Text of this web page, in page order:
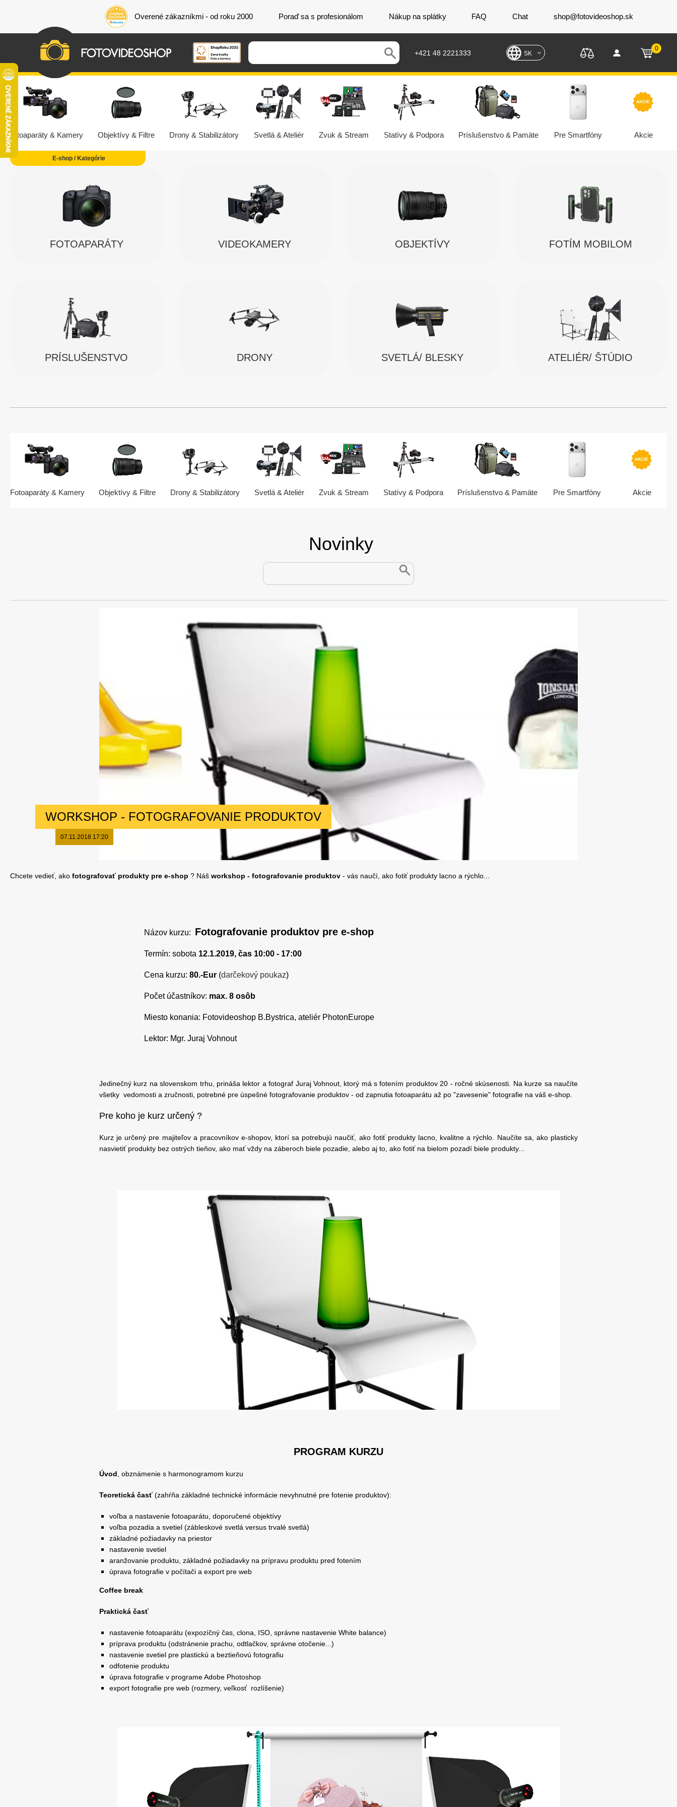
Overené zákazníkmi - od roku 2000 Poraď sa s profesionálom Nákup na splátky FAQ Chat shop@fotovideoshop.sk
+421 48 2221333 SK
0
Fotoaparáty & Kamery Objektívy & Filtre Drony & Stabilizátory Svetlá & Ateliér Zvuk & Stream Statívy & Podpora Príslušenstvo & Pamäte Pre Smartfóny Akcie
FOTOAPARÁTY VIDEOKAMERY OBJEKTÍVY FOTÍM MOBILOM
PRÍSLUŠENSTVO DRONY SVETLÁ/ BLESKY ATELIÉR/ ŠTÚDIO
Fotoaparáty & Kamery Objektívy & Filtre Drony & Stabilizátory Svetlá & Ateliér Zvuk & Stream Statívy & Podpora Príslušenstvo & Pamäte Pre Smartfóny Akcie
Novinky
WORKSHOP - FOTOGRAFOVANIE PRODUKTOV
07.11.2018 17:20
Chcete vedieť, ako fotografovať produkty pre e-shop ? Náš workshop - fotografovanie produktov - vás naučí, ako fotiť produkty lacno a rýchlo...
Názov kurzu: Fotografovanie produktov pre e-shop
Termín: sobota 12.1.2019, čas 10:00 - 17:00
Cena kurzu: 80.-Eur (darčekový poukaz)
Počet účastníkov: max. 8 osôb
Miesto konania: Fotovideoshop B.Bystrica, ateliér PhotonEurope
Lektor: Mgr. Juraj Vohnout
Jedinečný kurz na slovenskom trhu, prináša lektor a fotograf Juraj Vohnout, ktorý má s fotením produktov 20 - ročné skúsenosti. Na kurze sa naučíte
všetky vedomosti a zručnosti, potrebné pre úspešné fotografovanie produktov - od zapnutia fotoaparátu až po "zavesenie" fotografie na váš e-shop.
Pre koho je kurz určený ?
Kurz je určený pre majiteľov a pracovníkov e-shopov, ktorí sa potrebujú naučiť, ako fotiť produkty lacno, kvalitne a rýchlo. Naučíte sa, ako plasticky
nasvietiť produkty bez ostrých tieňov, ako mať vždy na záberoch biele pozadie, alebo aj to, ako fotiť na bielom pozadí biele produkty...
PROGRAM KURZU
Úvod, obznámenie s harmonogramom kurzu
Teoretická časť (zahŕňa základné technické informácie nevyhnutné pre fotenie produktov):
voľba a nastavenie fotoaparátu, doporučené objektívy
voľba pozadia a svetiel (zábleskové svetlá versus trvalé svetlá)
základné požiadavky na priestor
nastavenie svetiel
aranžovanie produktu, základné požiadavky na prípravu produktu pred fotením
úprava fotografie v počítači a export pre web
Coffee break
Praktická časť
nastavenie fotoaparátu (expozíčný čas, clona, ISO, správne nastavenie White balance)
príprava produktu (odstránenie prachu, odtlačkov, správne otočenie...)
nastavenie svetiel pre plastickú a beztieňovú fotografiu
odfotenie produktu
úprava fotografie v programe Adobe Photoshop
export fotografie pre web (rozmery, veľkosť rozlíšenie)
E-shop / Kategórie